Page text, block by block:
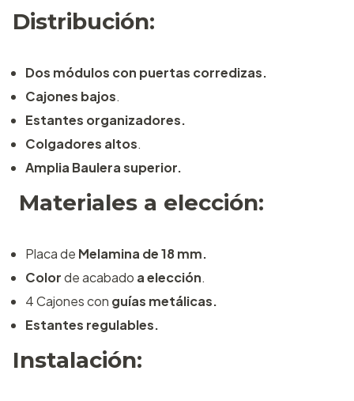
Distribución:
Dos módulos con puertas corredizas.
Cajones bajos.
Estantes organizadores.
Colgadores altos.
Amplia Baulera superior.
Materiales a elección:
Placa de Melamina de 18 mm.
Colorde acabado a elección.
4 Cajones con guías metálicas.
Estantes regulables.
Instalación: